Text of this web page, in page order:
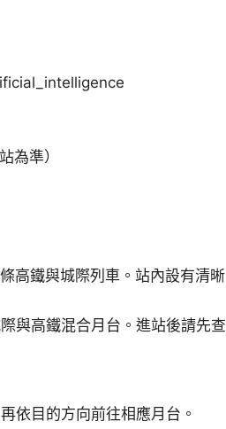
為準）
高鐵與城際列車。站內設有清晰
與高鐵混合月台。進站後請先查
依目的方向前往相應月台。